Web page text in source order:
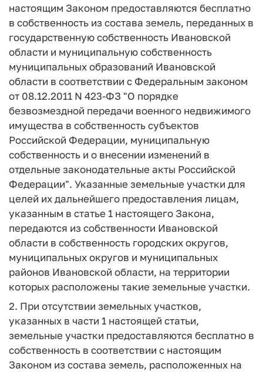
настоящим Законом предоставляются бесплатно
в собственность из состава земель, переданных в
государственную собственность Ивановской
области и муниципальную собственность
муниципальных образований Ивановской
области в соответствии с Федеральным законом
от 08.12.2011 N 423-ФЗ "О порядке
безвозмездной передачи военного недвижимого
имущества в собственность субъектов
Российской Федерации, муниципальную
собственность и о внесении изменений в
отдельные законодательные акты Российской
Федерации". Указанные земельные участки для
целей их дальнейшего предоставления лицам,
указанным в статье 1 настоящего Закона,
передаются из собственности Ивановской
области в собственность городских округов,
муниципальных округов и муниципальных
районов Ивановской области, на территории
которых расположены такие земельные участки.
2. При отсутствии земельных участков,
указанных в части 1 настоящей статьи,
земельные участки предоставляются бесплатно в
собственность в соответствии с настоящим
Законом из состава земель, расположенных на